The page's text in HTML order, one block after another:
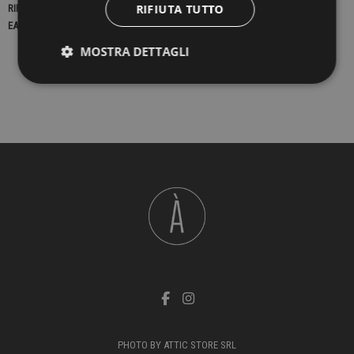
RIFERIMENTO
EAN13
PHOTO BY ATTIC STORE SRL
RIFIUTA TUTTO
MOSTRA DETTAGLI